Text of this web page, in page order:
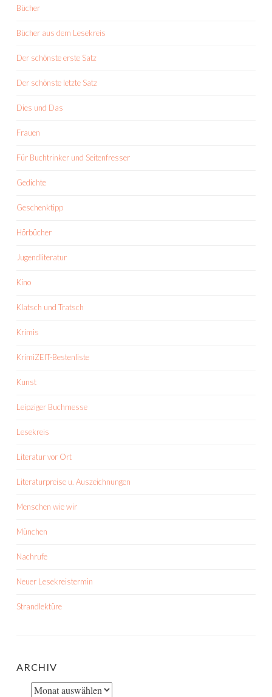
Bücher
Bücher aus dem Lesekreis
Der schönste erste Satz
Der schönste letzte Satz
Dies und Das
Frauen
Für Buchtrinker und Seitenfresser
Gedichte
Geschenktipp
Hörbücher
Jugendliteratur
Kino
Klatsch und Tratsch
Krimis
KrimiZEIT-Bestenliste
Kunst
Leipziger Buchmesse
Lesekreis
Literatur vor Ort
Literaturpreise u. Auszeichnungen
Menschen wie wir
München
Nachrufe
Neuer Lesekreistermin
Strandlektüre
ARCHIV
Archiv